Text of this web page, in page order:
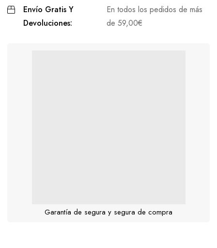
Envío Gratis Y
Devoluciones:
En todos los pedidos de más
de 59,00€
Garantía de segura y segura de compra